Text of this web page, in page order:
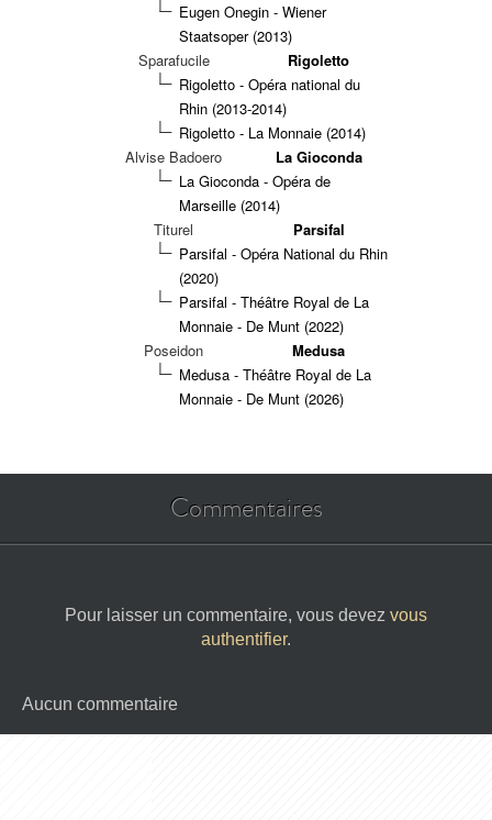
Eugen Onegin - Wiener
Staatsoper (2013)
Sparafucile
Rigoletto
Rigoletto - Opéra national du
Rhin (2013-2014)
Rigoletto - La Monnaie (2014)
Alvise Badoero
La Gioconda
La Gioconda - Opéra de
Marseille (2014)
Titurel
Parsifal
Parsifal - Opéra National du Rhin
(2020)
Parsifal - Théâtre Royal de La
Monnaie - De Munt (2022)
Poseidon
Medusa
Medusa - Théâtre Royal de La
Monnaie - De Munt (2026)
Commentaires
Pour laisser un commentaire, vous devez vous
authentifier.
Aucun commentaire